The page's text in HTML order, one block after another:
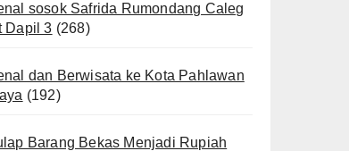
sosok Safrida Rumondang Caleg
Dapil 3 (268)
dan Berwisata ke Kota Pahlawan
(192)
Barang Bekas Menjadi Rupiah